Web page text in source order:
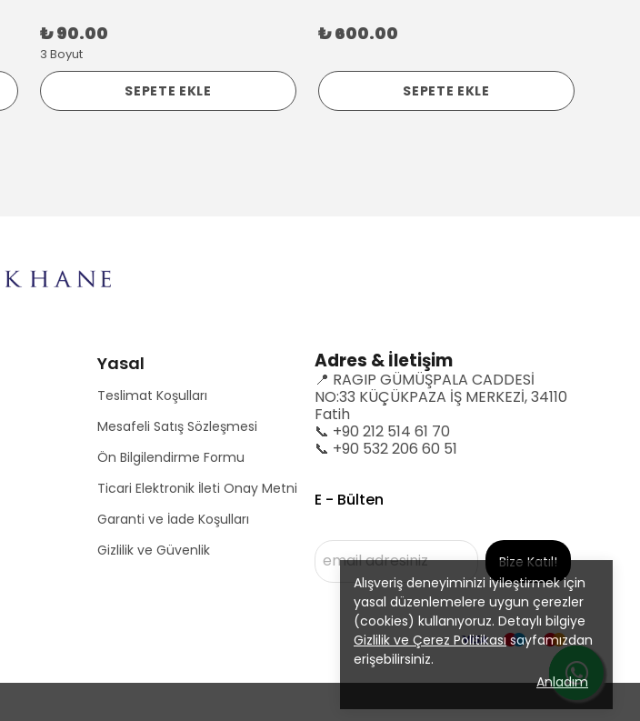
Alışveriş deneyiminizi iyileştirmek için
yasal düzenlemelere uygun çerezler
(cookies) kullanıyoruz. Detaylı bilgiye
Gizlilik ve Çerez Politikası sayfamızdan
erişebilirsiniz.
Anladım
₺ 90.00
3 Boyut
SEPETE EKLE
₺ 600.00
SEPETE EKLE
Yasal
Teslimat Koşulları
Mesafeli Satış Sözleşmesi
Ön Bilgilendirme Formu
Ticari Elektronik İleti Onay Metni
Garanti ve İade Koşulları
Gizlilik ve Güvenlik
Adres & İletişim
📍 RAGIP GÜMÜŞPALA CADDESİ
NO:33 KÜÇÜKPAZA İŞ MERKEZİ, 34110
Fatih
📞 +90 212 514 61 70
📞 +90 532 206 60 51
E - Bülten
Bize Katıl!